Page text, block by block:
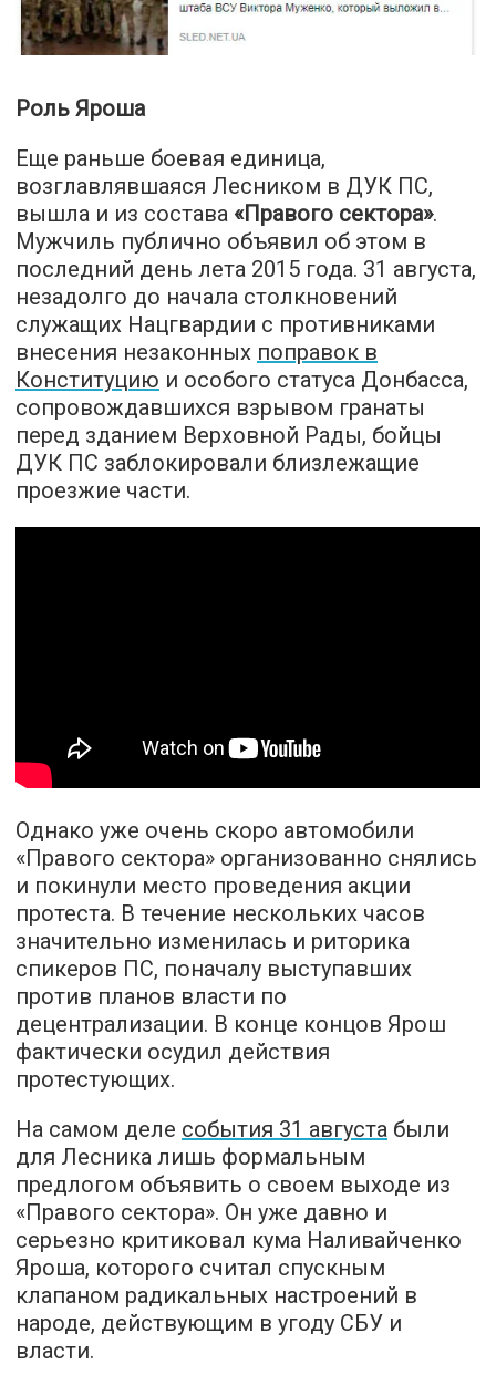
Роль Яроша
Еще раньше боевая единица,
возглавлявшаяся Лесником в ДУК ПС,
вышла и из состава «Правого сектора».
Мужчиль публично объявил об этом в
последний день лета 2015 года. 31 августа,
незадолго до начала столкновений
служащих Нацгвардии с противниками
внесения незаконных поправок в
Конституцию и особого статуса Донбасса,
сопровождавшихся взрывом гранаты
перед зданием Верховной Рады, бойцы
ДУК ПС заблокировали близлежащие
проезжие части.
Однако уже очень скоро автомобили
«Правого сектора» организованно снялись
и покинули место проведения акции
протеста. В течение нескольких часов
значительно изменилась и риторика
спикеров ПС, поначалу выступавших
против планов власти по
децентрализации. В конце концов Ярош
фактически осудил действия
протестующих.
На самом деле события 31 августа были
для Лесника лишь формальным
предлогом объявить о своем выходе из
«Правого сектора». Он уже давно и
серьезно критиковал кума Наливайченко
Яроша, которого считал спускным
клапаном радикальных настроений в
народе, действующим в угоду СБУ и
власти.